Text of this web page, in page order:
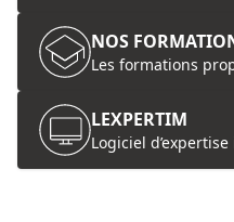
NOS
Les formations
LEXPERTIM
Logiciel